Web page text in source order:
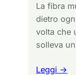
La fibra
dietro
volta che
solleva
Leggi →